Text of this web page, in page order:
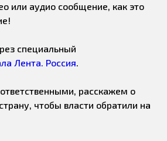
или аудио сообщение, как это
специальный
Лента. Россия.
расскажем о
чтобы власти обратили на